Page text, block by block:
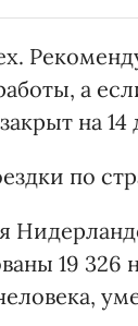
а
на 14
по
19 326